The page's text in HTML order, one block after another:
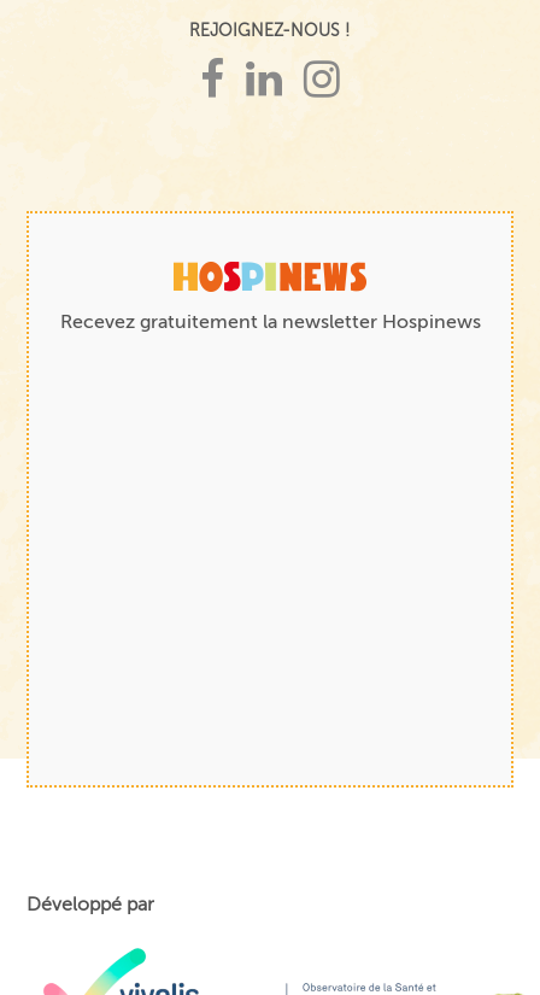
REJOIGNEZ-NOUS !
Recevez gratuitement la newsletter Hospinews
Développé par